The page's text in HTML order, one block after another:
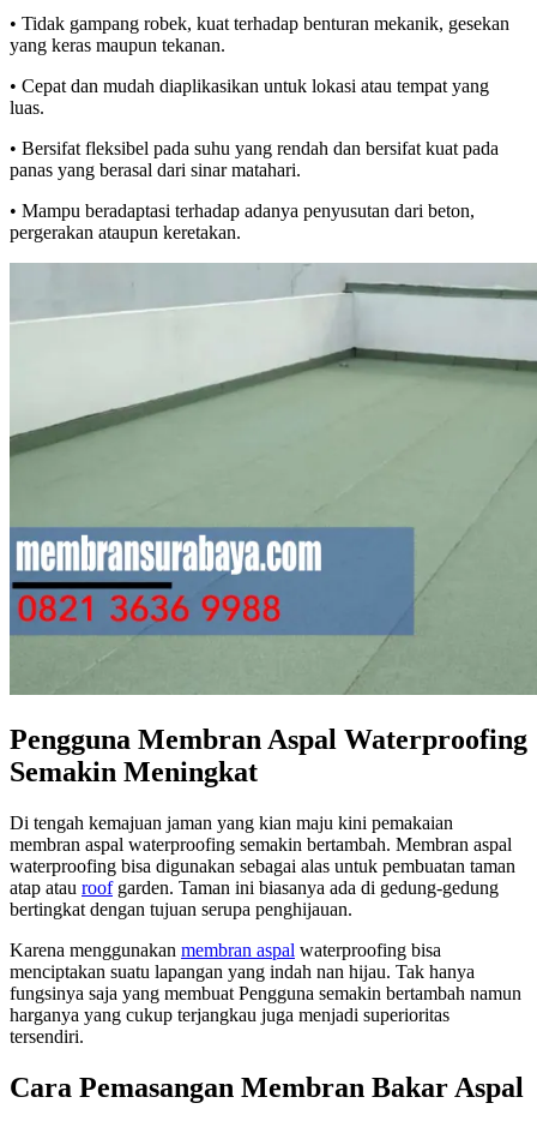
• Tidak gampang robek, kuat terhadap benturan mekanik, gesekan
yang keras maupun tekanan.
• Cepat dan mudah diaplikasikan untuk lokasi atau tempat yang
luas.
• Bersifat fleksibel pada suhu yang rendah dan bersifat kuat pada
panas yang berasal dari sinar matahari.
• Mampu beradaptasi terhadap adanya penyusutan dari beton,
pergerakan ataupun keretakan.
Pengguna Membran Aspal Waterproofing
Semakin Meningkat
Di tengah kemajuan jaman yang kian maju kini pemakaian
membran aspal waterproofing semakin bertambah. Membran aspal
waterproofing bisa digunakan sebagai alas untuk pembuatan taman
atap atau roofgarden. Taman ini biasanya ada di gedung-gedung
bertingkat dengan tujuan serupa penghijauan.
Karena menggunakan membran aspal waterproofing bisa
menciptakan suatu lapangan yang indah nan hijau. Tak hanya
fungsinya saja yang membuat Pengguna semakin bertambah namun
harganya yang cukup terjangkau juga menjadi superioritas
tersendiri.
Cara Pemasangan Membran Bakar Aspal